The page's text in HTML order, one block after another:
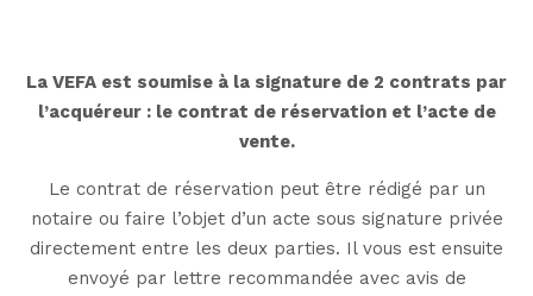
La VEFA est soumise à la signature de 2 contrats par
l’acquéreur : le contrat de réservation et l’acte de
vente.
Le contrat de réservation peut être rédigé par un
notaire ou faire l’objet d’un acte sous signature privée
directement entre les deux parties. Il vous est ensuite
envoyé par lettre recommandée avec avis de